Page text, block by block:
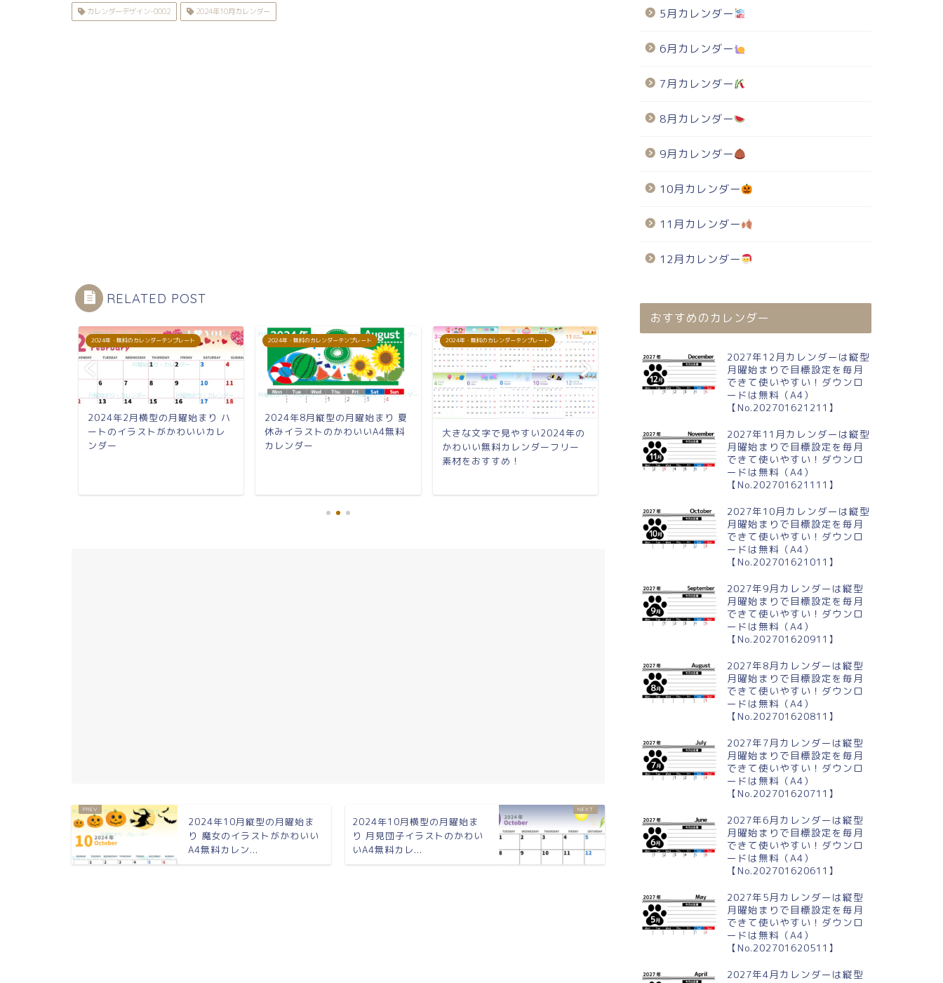
カレンダーデザイン-0002 2024年10月カレンダー
RELATED POST
2024年・無料のカレンダーテンプレート
2024年2月横型の月曜始まり ハ
ートのイラストがかわいいカレ
ンダー
2024年・無料のカレンダーテンプレート
2024年8月縦型の月曜始まり 夏
休みイラストのかわいいA4無料
カレンダー
2024年・無料のカレンダーテンプレート
大きな文字で見やすい2024年の
かわいい無料カレンダーフリー
素材をおすすめ！
ートのイラストがかわいいカレ
ンダー
休みイラストのかわいいA4無料
カレンダー
2024年10月縦型の月曜始ま
り 魔女のイラストがかわいい
A4無料カレン...
2024年10月横型の月曜始ま
り 月見団子イラストのかわい
いA4無料カレ...
5月カレンダー
6月カレンダー
7月カレンダー
8月カレンダー
9月カレンダー
10月カレンダー
11月カレンダー
12月カレンダー
おすすめのカレンダー
2027年12月カレンダーは縦型
月曜始まりで目標設定を毎月
できて使いやすい！ダウンロ
ードは無料（A4）
【No.202701621211】
2027年11月カレンダーは縦型
月曜始まりで目標設定を毎月
できて使いやすい！ダウンロ
ードは無料（A4）
【No.202701621111】
2027年10月カレンダーは縦型
月曜始まりで目標設定を毎月
できて使いやすい！ダウンロ
ードは無料（A4）
【No.202701621011】
2027年9月カレンダーは縦型
月曜始まりで目標設定を毎月
できて使いやすい！ダウンロ
ードは無料（A4）
【No.202701620911】
2027年8月カレンダーは縦型
月曜始まりで目標設定を毎月
できて使いやすい！ダウンロ
ードは無料（A4）
【No.202701620811】
2027年7月カレンダーは縦型
月曜始まりで目標設定を毎月
できて使いやすい！ダウンロ
ードは無料（A4）
【No.202701620711】
2027年6月カレンダーは縦型
月曜始まりで目標設定を毎月
できて使いやすい！ダウンロ
ードは無料（A4）
【No.202701620611】
2027年5月カレンダーは縦型
月曜始まりで目標設定を毎月
できて使いやすい！ダウンロ
ードは無料（A4）
【No.202701620511】
2027年4月カレンダーは縦型